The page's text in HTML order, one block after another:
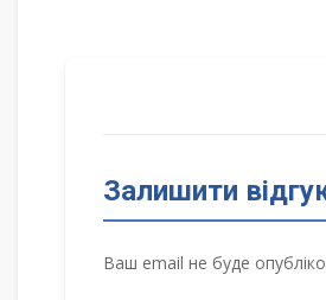
Залишити
Ваш email не буде